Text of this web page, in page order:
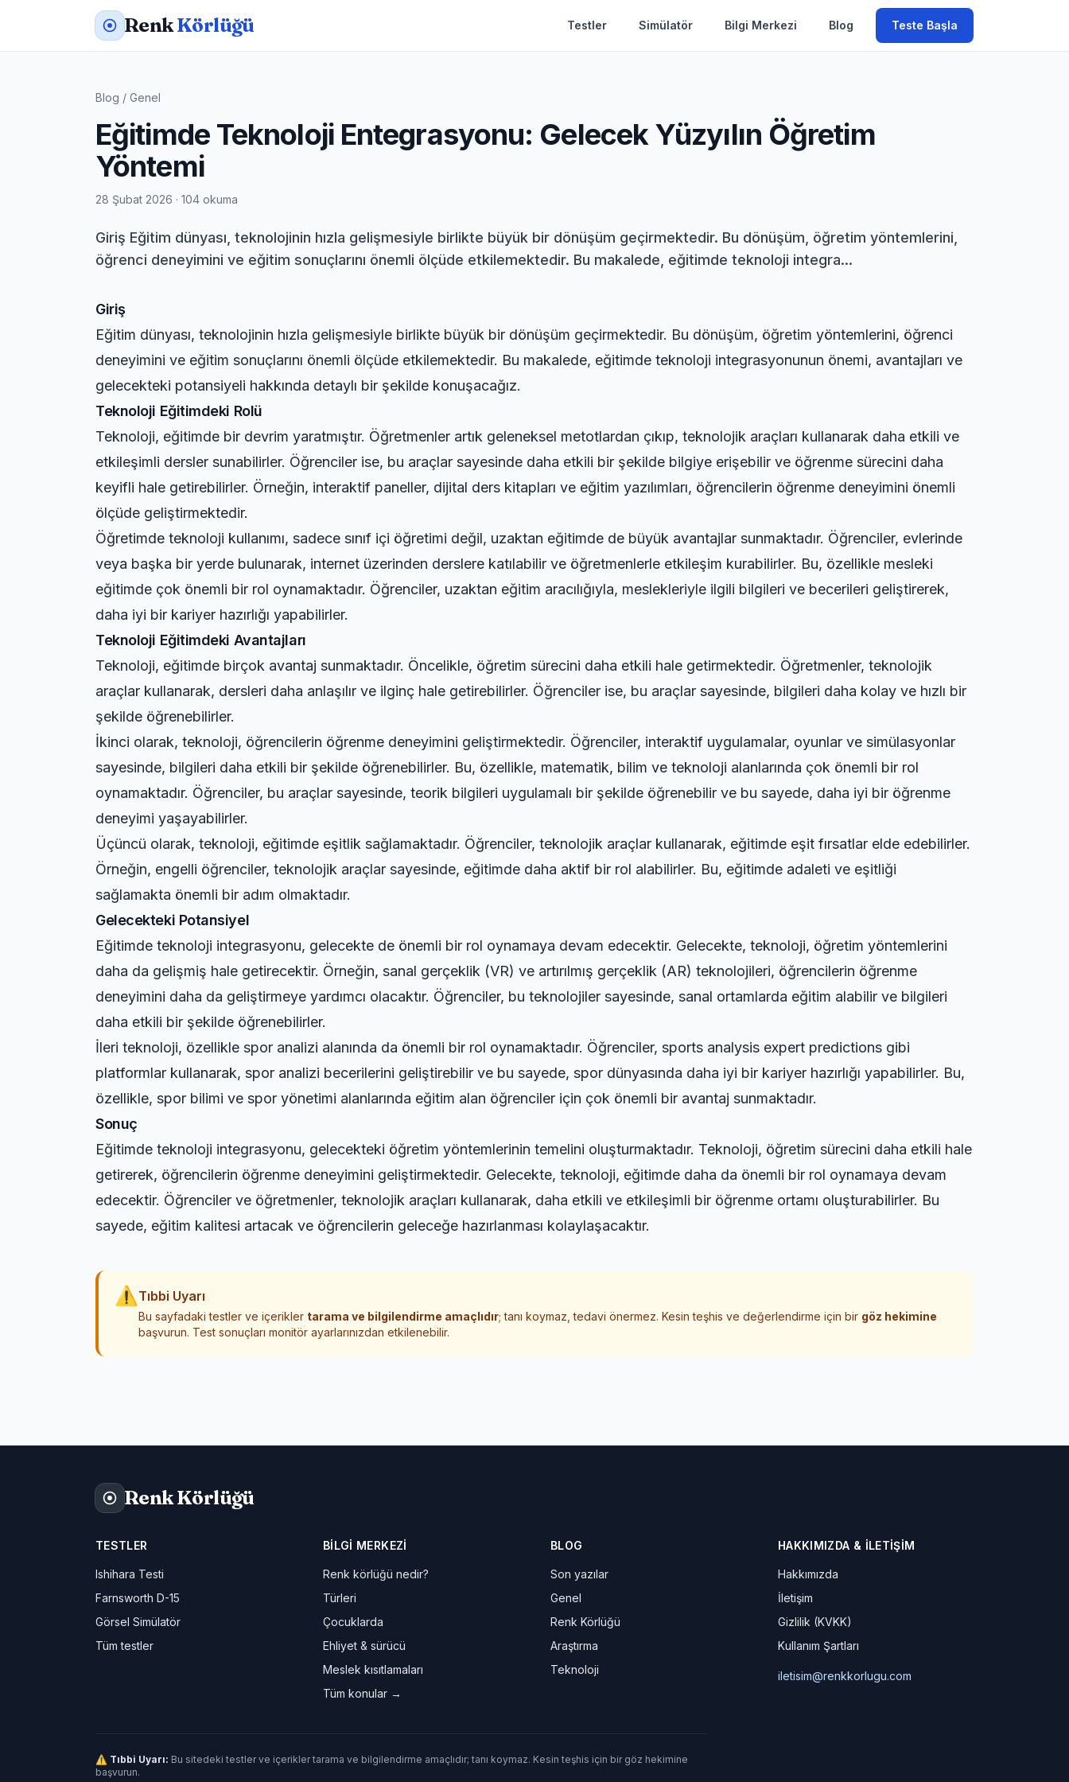
RenkKörlüğü Testler Simülatör Bilgi Merkezi Blog Teste Başla
Blog / Genel
Eğitimde Teknoloji Entegrasyonu: Gelecek Yüzyılın Öğretim
Yöntemi
28 Şubat 2026 · 104 okuma
Giriş Eğitim dünyası, teknolojinin hızla gelişmesiyle birlikte büyük bir dönüşüm geçirmektedir. Bu dönüşüm, öğretim yöntemlerini,
öğrenci deneyimini ve eğitim sonuçlarını önemli ölçüde etkilemektedir. Bu makalede, eğitimde teknoloji integra...
Giriş
Eğitim dünyası, teknolojinin hızla gelişmesiyle birlikte büyük bir dönüşüm geçirmektedir. Bu dönüşüm, öğretim yöntemlerini, öğrenci
deneyimini ve eğitim sonuçlarını önemli ölçüde etkilemektedir. Bu makalede, eğitimde teknoloji integrasyonunun önemi, avantajları ve
gelecekteki potansiyeli hakkında detaylı bir şekilde konuşacağız.
Teknoloji Eğitimdeki Rolü
Teknoloji, eğitimde bir devrim yaratmıştır. Öğretmenler artık geleneksel metotlardan çıkıp, teknolojik araçları kullanarak daha etkili ve
etkileşimli dersler sunabilirler. Öğrenciler ise, bu araçlar sayesinde daha etkili bir şekilde bilgiye erişebilir ve öğrenme sürecini daha
keyifli hale getirebilirler. Örneğin, interaktif paneller, dijital ders kitapları ve eğitim yazılımları, öğrencilerin öğrenme deneyimini önemli
ölçüde geliştirmektedir.
Öğretimde teknoloji kullanımı, sadece sınıf içi öğretimi değil, uzaktan eğitimde de büyük avantajlar sunmaktadır. Öğrenciler, evlerinde
veya başka bir yerde bulunarak, internet üzerinden derslere katılabilir ve öğretmenlerle etkileşim kurabilirler. Bu, özellikle mesleki
eğitimde çok önemli bir rol oynamaktadır. Öğrenciler, uzaktan eğitim aracılığıyla, meslekleriyle ilgili bilgileri ve becerileri geliştirerek,
daha iyi bir kariyer hazırlığı yapabilirler.
Teknoloji Eğitimdeki Avantajları
Teknoloji, eğitimde birçok avantaj sunmaktadır. Öncelikle, öğretim sürecini daha etkili hale getirmektedir. Öğretmenler, teknolojik
araçlar kullanarak, dersleri daha anlaşılır ve ilginç hale getirebilirler. Öğrenciler ise, bu araçlar sayesinde, bilgileri daha kolay ve hızlı bir
şekilde öğrenebilirler.
İkinci olarak, teknoloji, öğrencilerin öğrenme deneyimini geliştirmektedir. Öğrenciler, interaktif uygulamalar, oyunlar ve simülasyonlar
sayesinde, bilgileri daha etkili bir şekilde öğrenebilirler. Bu, özellikle, matematik, bilim ve teknoloji alanlarında çok önemli bir rol
oynamaktadır. Öğrenciler, bu araçlar sayesinde, teorik bilgileri uygulamalı bir şekilde öğrenebilir ve bu sayede, daha iyi bir öğrenme
deneyimi yaşayabilirler.
Üçüncü olarak, teknoloji, eğitimde eşitlik sağlamaktadır. Öğrenciler, teknolojik araçlar kullanarak, eğitimde eşit fırsatlar elde edebilirler.
Örneğin, engelli öğrenciler, teknolojik araçlar sayesinde, eğitimde daha aktif bir rol alabilirler. Bu, eğitimde adaleti ve eşitliği
sağlamakta önemli bir adım olmaktadır.
Gelecekteki Potansiyel
Eğitimde teknoloji integrasyonu, gelecekte de önemli bir rol oynamaya devam edecektir. Gelecekte, teknoloji, öğretim yöntemlerini
daha da gelişmiş hale getirecektir. Örneğin, sanal gerçeklik (VR) ve artırılmış gerçeklik (AR) teknolojileri, öğrencilerin öğrenme
deneyimini daha da geliştirmeye yardımcı olacaktır. Öğrenciler, bu teknolojiler sayesinde, sanal ortamlarda eğitim alabilir ve bilgileri
daha etkili bir şekilde öğrenebilirler.
İleri teknoloji, özellikle spor analizi alanında da önemli bir rol oynamaktadır. Öğrenciler, sports analysis expert predictions gibi
platformlar kullanarak, spor analizi becerilerini geliştirebilir ve bu sayede, spor dünyasında daha iyi bir kariyer hazırlığı yapabilirler. Bu,
özellikle, spor bilimi ve spor yönetimi alanlarında eğitim alan öğrenciler için çok önemli bir avantaj sunmaktadır.
Sonuç
Eğitimde teknoloji integrasyonu, gelecekteki öğretim yöntemlerinin temelini oluşturmaktadır. Teknoloji, öğretim sürecini daha etkili hale
getirerek, öğrencilerin öğrenme deneyimini geliştirmektedir. Gelecekte, teknoloji, eğitimde daha da önemli bir rol oynamaya devam
edecektir. Öğrenciler ve öğretmenler, teknolojik araçları kullanarak, daha etkili ve etkileşimli bir öğrenme ortamı oluşturabilirler. Bu
sayede, eğitim kalitesi artacak ve öğrencilerin geleceğe hazırlanması kolaylaşacaktır.
⚠ Tıbbi Uyarı
Bu sayfadaki testler ve içerikler tarama ve bilgilendirme amaçlıdır; tanı koymaz, tedavi önermez. Kesin teşhis ve değerlendirme için bir göz hekimine
başvurun. Test sonuçları monitör ayarlarınızdan etkilenebilir.
Renk Körlüğü
TESTLER
Ishihara Testi
Farnsworth D-15
Görsel Simülatör
Tüm testler
BILGI MERKEZI
Renk körlüğü nedir?
Türleri
Çocuklarda
Ehliyet & sürücü
Meslek kısıtlamaları
Tüm konular →
BLOG
Son yazılar
Genel
Renk Körlüğü
Araştırma
Teknoloji
HAKKIMIZDA & İLETIŞIM
Hakkımızda
İletişim
Gizlilik (KVKK)
Kullanım Şartları
iletisim@renkkorlugu.com
⚠ Tıbbi Uyarı: Bu sitedeki testler ve içerikler tarama ve bilgilendirme amaçlıdır; tanı koymaz. Kesin teşhis için bir göz hekimine
başvurun.